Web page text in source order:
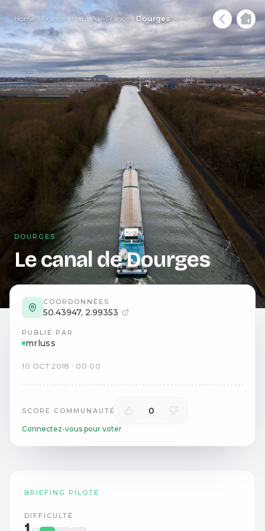
Home France Hauts-de-France Dourges
DOURGES
Le canal de Dourges
COORDONNÉES
50.43947, 2.99353
PUBLIÉ PAR
mrluss
10 OCT 2018 · 00:00
SCORE COMMUNAUTÉ 0
Connectez-vous pour voter
BRIEFING PILOTE
DIFFICULTÉ